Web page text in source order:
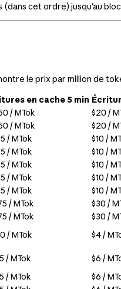
(dans cet ordre) jusqu'au
le prix par million de
en cache 5 min
/ MTok $20 /
/ MTok $20 /
/ MTok $10 /
/ MTok $10 /
/ MTok $10 /
/ MTok $10 /
/ MTok $10 /
/ MTok $30 /
/ MTok $30 /
/ MTok $4 /
/ MTok $6 /
/ MTok $6 /